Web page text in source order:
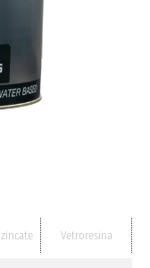
Vetroresina